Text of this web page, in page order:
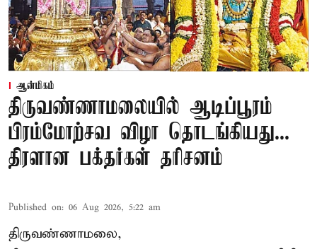
ஆன்மிகம்
திருவண்ணாமலையில் ஆடிப்பூரம்
பிரம்மோற்சவ விழா தொடங்கியது...
திரளான பக்தர்கள் தரிசனம்
Published on: 06 Aug 2026, 5:22 am
திருவண்ணாமலை,